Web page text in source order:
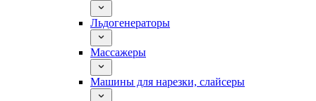
Льдогенераторы
Массажеры
Машины для нарезки, слайсеры